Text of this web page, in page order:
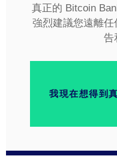
真正的 Bitcoin
強烈建議您遠離
告
我現在想得到